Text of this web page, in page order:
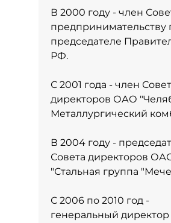
В 2000 году - член
предпринимательству
председателе
РФ.
С 2001 года - член
директоров ОАО
Металлургический
В 2004 году -
Совета директоров
"Стальная группа
С 2006 по 2010 год -
генеральный